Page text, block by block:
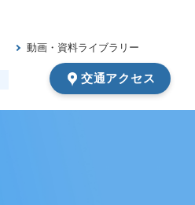
交通アクセス
動画・資料ライブラリー